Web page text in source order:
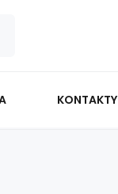
KONTAKTY